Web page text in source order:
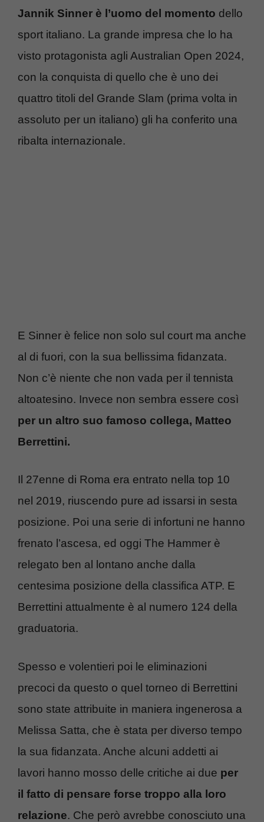
Jannik Sinner è l’uomo del momento dello
sport italiano. La grande impresa che lo ha
visto protagonista agli Australian Open 2024,
con la conquista di quello che è uno dei
quattro titoli del Grande Slam (prima volta in
assoluto per un italiano) gli ha conferito una
ribalta internazionale.
E Sinner è felice non solo sul court ma anche
al di fuori, con la sua bellissima fidanzata.
Non c’è niente che non vada per il tennista
altoatesino. Invece non sembra essere così
per un altro suo famoso collega, Matteo
Berrettini.
Il 27enne di Roma era entrato nella top 10
nel 2019, riuscendo pure ad issarsi in sesta
posizione. Poi una serie di infortuni ne hanno
frenato l’ascesa, ed oggi The Hammer è
relegato ben al lontano anche dalla
centesima posizione della classifica ATP. E
Berrettini attualmente è al numero 124 della
graduatoria.
Spesso e volentieri poi le eliminazioni
precoci da questo o quel torneo di Berrettini
sono state attribuite in maniera ingenerosa a
Melissa Satta, che è stata per diverso tempo
la sua fidanzata. Anche alcuni addetti ai
lavori hanno mosso delle critiche ai due per
il fatto di pensare forse troppo alla loro
relazione. Che però avrebbe conosciuto una